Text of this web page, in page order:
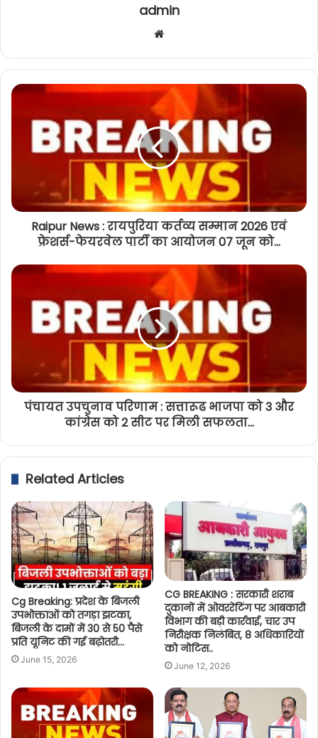
admin
Website
Raipur News : रायपुरिया कर्तव्य सम्मान 2026 एवं
फ्रेशर्स-फेयरवेल पार्टी का आयोजन 07 जून को...
पंचायत उपचुनाव परिणाम : सत्तारूढ भाजपा को 3 और
कांग्रेस को 2 सीट पर मिली सफलता...
Related Articles
Cg Breaking: प्रदेश के बिजली
उपभोक्ताओं को तगड़ा झटका,
बिजली के दामों में 30 से 50 पैसे
प्रति यूनिट की गई बढ़ोतरी…
June 15, 2026
CG BREAKING : सरकारी शराब
दुकानों में ओवररेटिंग पर आबकारी
विभाग की बड़ी कार्रवाई, चार उप
निरीक्षक निलंबित, 8 अधिकारियों
को नोटिस..
June 12, 2026